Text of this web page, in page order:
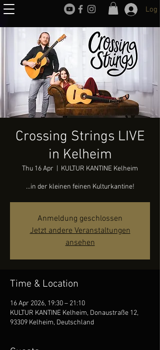
Log
Crossing Strings LIVE
in Kelheim
Thu 16 Apr KULTUR KANTINE Kelheim
...in der kleinen feinen Kulturkantine!
Anmeldung geschlossen
Jetzt andere Veranstaltungen
ansehen
Time & Location
16 Apr 2026, 19:30 – 21:10
KULTUR KANTINE Kelheim, Donaustraße 12,
93309 Kelheim, Deutschland